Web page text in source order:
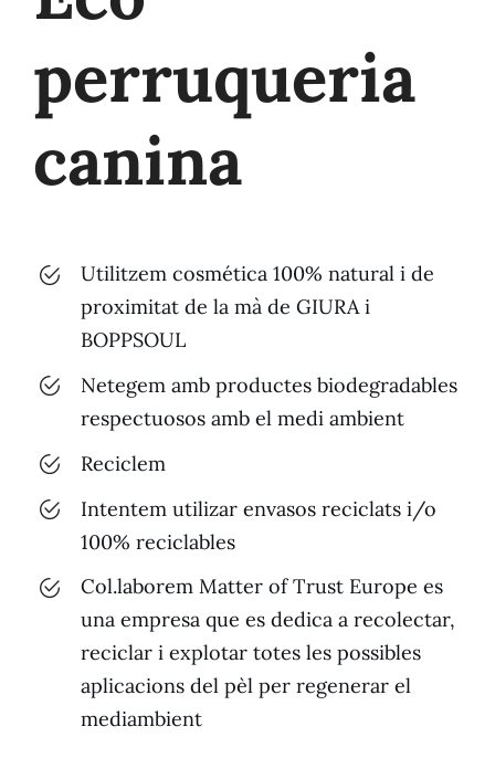
perruqueria
canina
Utilitzem cosmética 100% natural i de
proximitat de la mà de GIURA i
BOPPSOUL
Netegem amb productes biodegradables
respectuosos amb el medi ambient
Reciclem
Intentem utilizar envasos reciclats i/o
100% reciclables
Col.laborem Matter of Trust Europe es
una empresa que es dedica a recolectar,
reciclar i explotar totes les possibles
aplicacions del pèl per regenerar el
mediambient